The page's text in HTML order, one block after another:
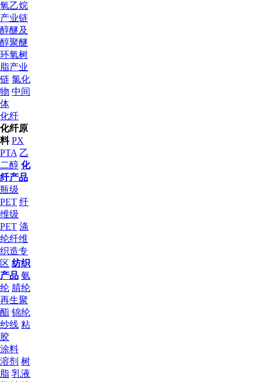
氧乙烷
产业链
醇醚及
醇聚醚
环氧树
脂产业
链 氯化
物 中间
体
化纤
化纤原
料 PX
PTA 乙
二醇 化
纤产品
瓶级
PET 纤
维级
PET 涤
纶纤维
织造专
区 纺织
产品 氨
纶 腈纶
再生聚
酯 锦纶
纱线 粘
胶
涂料
溶剂 树
脂 乳液